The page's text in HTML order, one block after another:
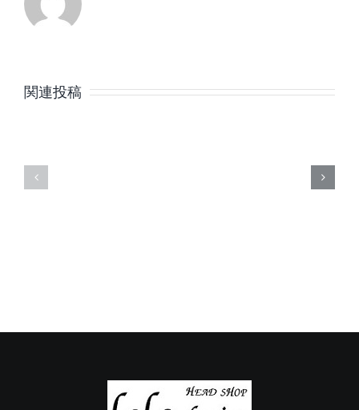
関連投稿 月
内
月
内